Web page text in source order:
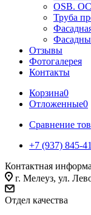
OSB.
Труба
Отзывы
Фотогалерея
Контакты
Корзина0
Отложенные0
Сравнение
+7 (937) 845-
Контактная
г. Мелеуз, ул.
Отдел качества